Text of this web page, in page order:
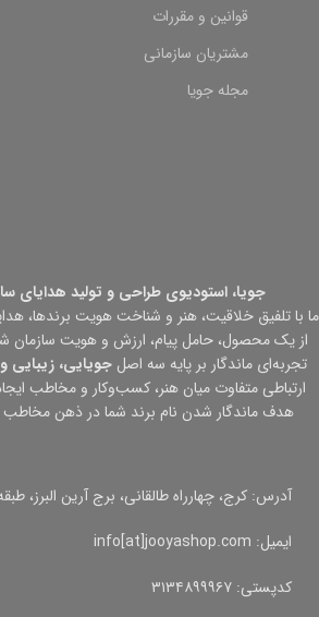
قوانین و مقررات
مشتریان سازمانی
مجله جویا
جویا، استودیوی طراحی و تولید
ما با تلفیق خلاقیت، هنر و شناخت هویت برندها،
از یک محصول، حامل پیام، ارزش و هویت سازمان
تجربه‌ای ماندگار بر پایه سه اصلجویایی، زیبایی
ارتباطی متفاوت میان هنر، کسب‌وکار و مخاطب
هدف ماندگار شدن نام برند شما در ذهن
آدرس: کرج، چهارراه طالقانی، برج آرین البرز، طبقه
ایمیل: info[at]jooyashop.com
کدپستی: ۳۱۳۴۸۹۹۹۶۷